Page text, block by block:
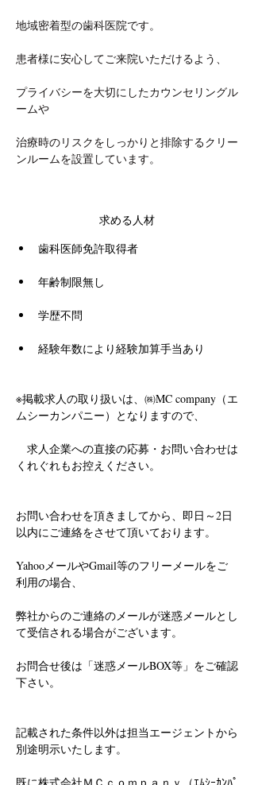
地域密着型の歯科医院です。
患者様に安心してご来院いただけるよう、
プライバシーを大切にしたカウンセリングル
ームや
治療時のリスクをしっかりと排除するクリー
ンルームを設置しています。
求める人材
歯科医師免許取得者
年齢制限無し
学歴不問
経験年数により経験加算手当あり
※掲載求人の取り扱いは、㈱MC company（エ
ムシーカンパニー）となりますので、
求人企業への直接の応募・お問い合わせは
くれぐれもお控えください。
お問い合わせを頂きましてから、即日～2日
以内にご連絡をさせて頂いております。
YahooメールやGmail等のフリーメールをご
利用の場合、
弊社からのご連絡のメールが迷惑メールとし
て受信される場合がございます。
お問合せ後は「迷惑メールBOX等」をご確認
下さい。
記載された条件以外は担当エージェントから
別途明示いたします。